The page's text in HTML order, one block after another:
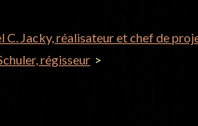
C. Jacky, réalisateur et chef de
régisseur